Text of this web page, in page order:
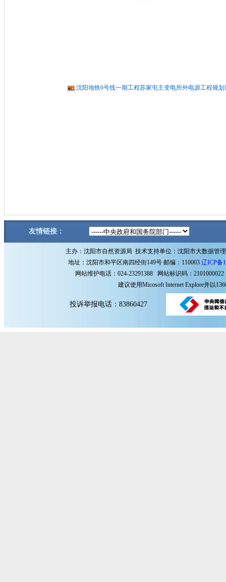
沈阳地铁6号线一期工程苏家屯主变电所外电源工程规
友情链接：
主办：沈阳市自然资源局 技术支持单位：沈阳市大数据管
地址：沈阳市和平区南四经街149号 邮编：110003 辽ICP备
网站维护电话：024-23291388 网站标识码：2101000022
建议使用Micosoft Internet Explore并以
投诉举报电话：83860427